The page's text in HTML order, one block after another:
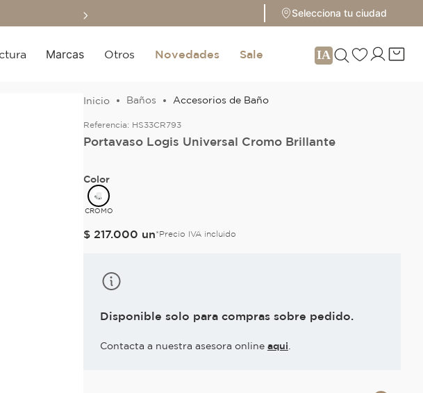
Selecciona tu ciudad
Marcas Otros Novedades Sale
Baños Accesorios de Baño
Referencia: HS33CR793
Portavaso Logis Universal Cromo Brillante
Color
CROMO
$ 217.000 un*Precio IVA incluido
Disponible solo para compras sobre pedido.
Contacta a nuestra asesora online aqui